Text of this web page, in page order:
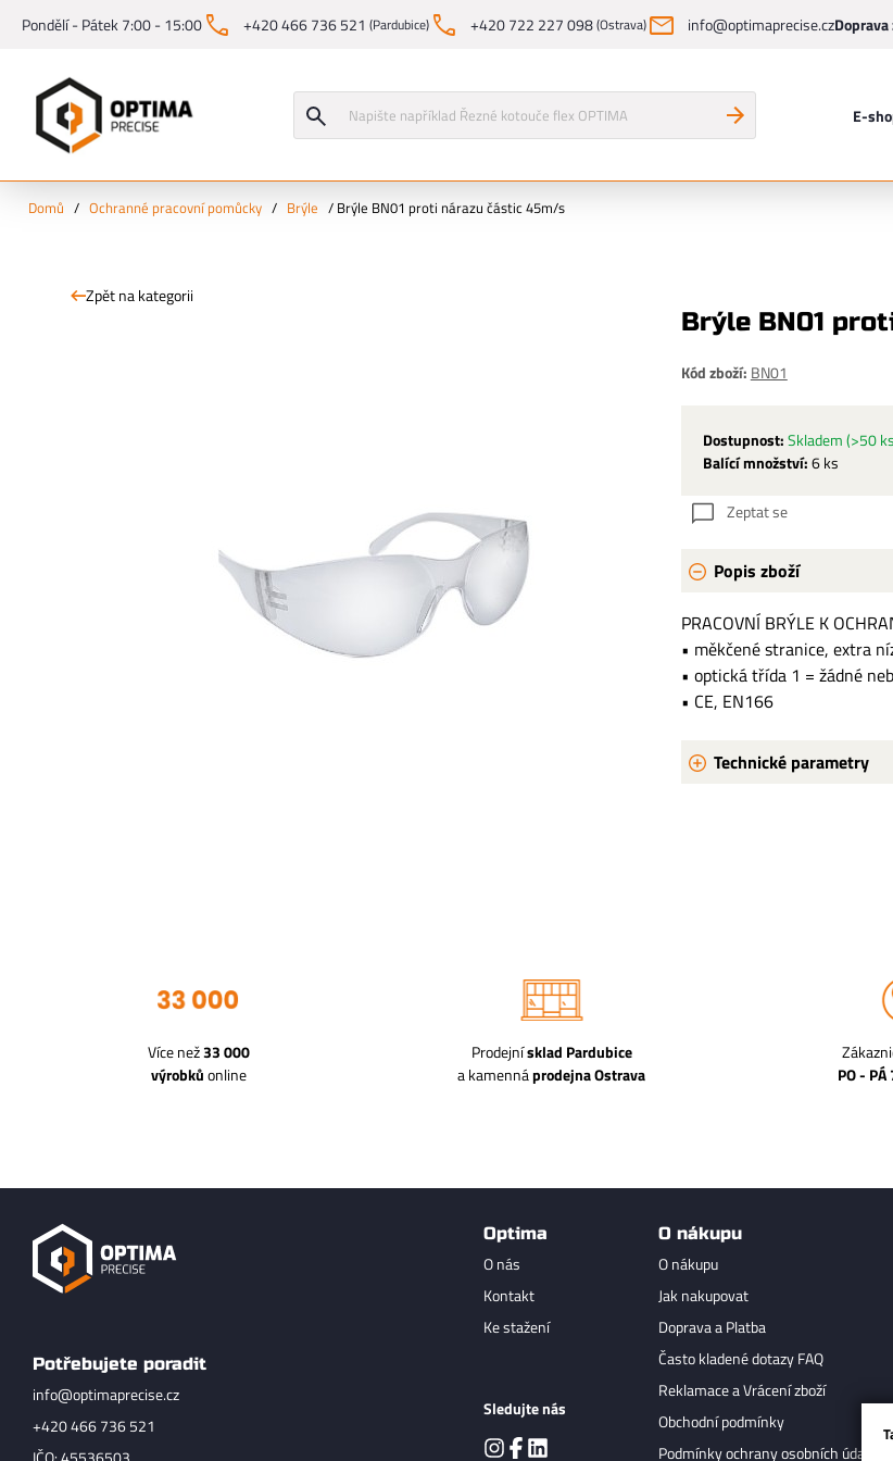
Pondělí - Pátek 7:00 - 15:00 +420 466 736 521 (Pardubice) +420 722 227 098(Ostrava) info@optimaprecise.cz
E-
Domů / Ochranné pracovní pomůcky / Brýle / Brýle BN01 proti nárazu částic 45m/s
Zpět na kategorii
Brýle BN01
Kód zboží: BN01
Dostupnost:Skladem(>50
Balící množství:6 ks
Zeptat se
Popis zboží
PRACOVNÍ BRÝLE K
• měkčené stranice, extra
• optická třída 1 = žádné
• CE, EN166
Technické parametry
Více než33 000
výrobkůonline
Prodejnísklad Pardubice
a kamennáprodejna Ostrava
PO -
Optima
O nás
Kontakt
Ke stažení
O nákupu
O nákupu
Jak nakupovat
Doprava a Platba
Často kladené dotazy FAQ
Reklamace a Vrácení zboží
Obchodní podmínky
Podmínky ochrany osobních údajů
Potřebujete poradit
info@optimaprecise.cz
+420 466 736 521
Sledujte nás